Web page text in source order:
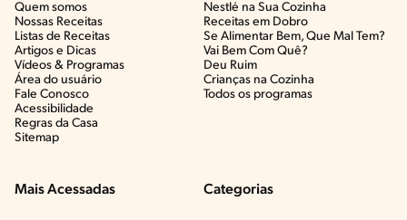
Quem somos
Nossas Receitas
Listas de Receitas​
Artigos e Dicas​
Vídeos & Programas​
Área do usuário
Fale Conosco
Acessibilidade
Regras da Casa
Sitemap
Nestlé na Sua Cozinha
Receitas em Dobro
Se Alimentar Bem, Que Mal Tem?​
Vai Bem Com Quê?​
Deu Ruim​
Crianças na Cozinha​
Todos os programas
Mais Acessadas Categorias